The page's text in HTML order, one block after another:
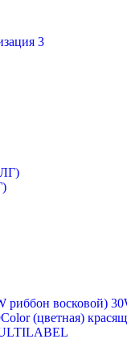
3
риббон восковой) 30
Color (цветная)